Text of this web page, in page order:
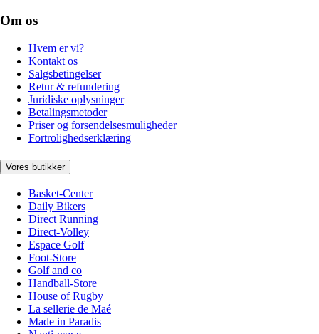
Om os
Hvem er vi?
Kontakt os
Salgsbetingelser
Retur & refundering
Juridiske oplysninger
Betalingsmetoder
Priser og forsendelsesmuligheder
Fortrolighedserklæring
Vores butikker
Basket-Center
Daily Bikers
Direct Running
Direct-Volley
Espace Golf
Foot-Store
Golf and co
Handball-Store
House of Rugby
La sellerie de Maé
Made in Paradis